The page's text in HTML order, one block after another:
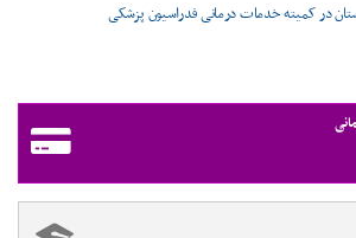
استان در کمیته خدمات درمانی فدراسیون پزشکی